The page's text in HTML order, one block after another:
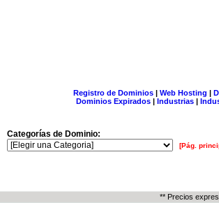
Registro de Dominios| Web Hosting |
Dominios Expirados | Industrias |
Categorías de Dominio:
[Pág.
** Precios